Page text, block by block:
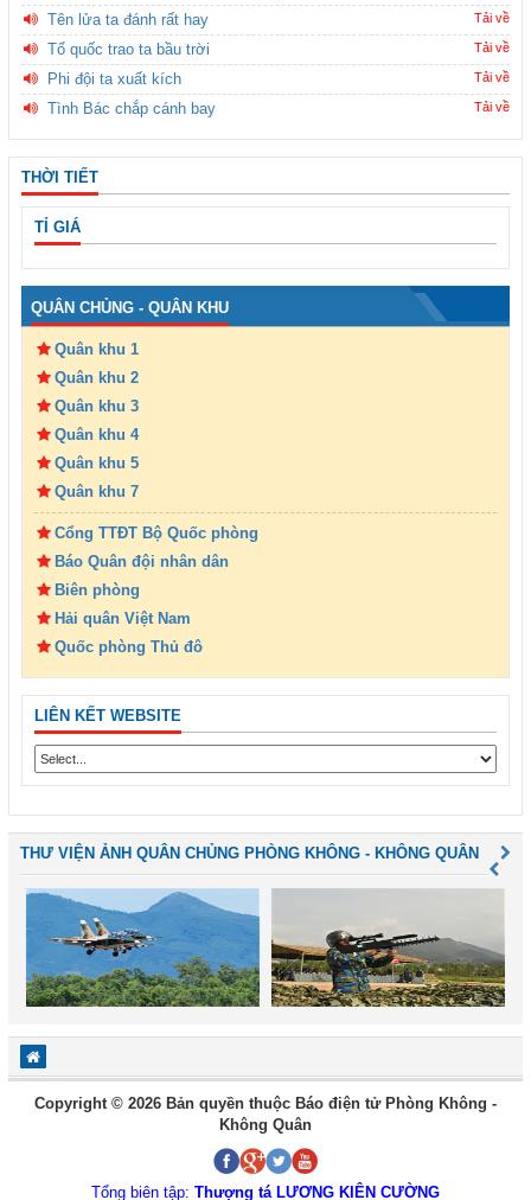
Tên lửa ta đánh rất hay Tải về
Tổ quốc trao ta bầu trời Tải về
Phi đội ta xuất kích Tải về
Tình Bác chắp cánh bay Tải về
THỜI TIẾT
TỈ GIÁ
QUÂN CHỦNG - QUÂN KHU
Quân khu 1
Quân khu 2
Quân khu 3
Quân khu 4
Quân khu 5
Quân khu 7
Cổng TTĐT Bộ Quốc phòng
Báo Quân đội nhân dân
Biên phòng
Hải quân Việt Nam
Quốc phòng Thủ đô
LIÊN KẾT WEBSITE
THƯ VIỆN ẢNH QUÂN CHỦNG PHÒNG KHÔNG - KHÔNG QUÂN
Copyright © 2026 Bản quyền thuộc Báo điện tử Phòng Không -
Không Quân
Tổng biên tập: Thượng tá LƯƠNG KIÊN CƯỜNG